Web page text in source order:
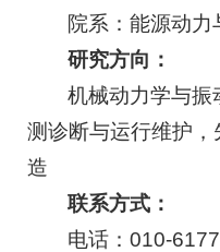
院系：能源动
研究方向：
机械动力学与振
测诊断与运行维护，
造
联系方式：
电话：010-